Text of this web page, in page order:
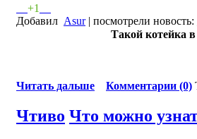
+1
Добавил Asur| посмотрели новость:
Такой котейка
Читать дальше Комментарии (0)
Чтиво Что можно